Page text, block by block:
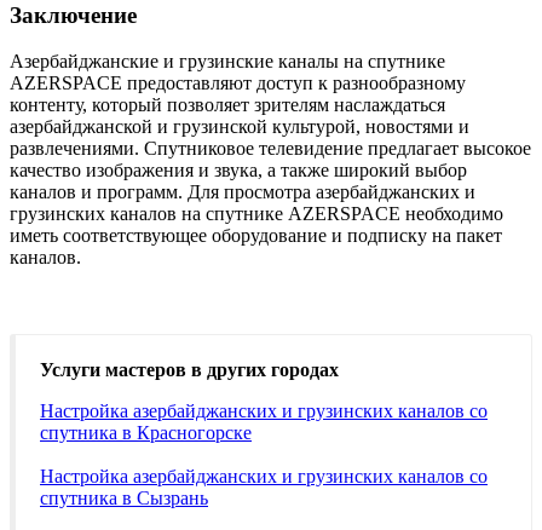
Заключение
Азербайджанские и грузинские каналы на спутнике
AZERSPACE предоставляют доступ к разнообразному
контенту, который позволяет зрителям наслаждаться
азербайджанской и грузинской культурой, новостями и
развлечениями. Спутниковое телевидение предлагает высокое
качество изображения и звука, а также широкий выбор
каналов и программ. Для просмотра азербайджанских и
грузинских каналов на спутнике AZERSPACE необходимо
иметь соответствующее оборудование и подписку на пакет
каналов.
Услуги мастеров в других городах
Настройка азербайджанских и грузинских каналов со
спутника в Красногорске
Настройка азербайджанских и грузинских каналов со
спутника в Сызрань